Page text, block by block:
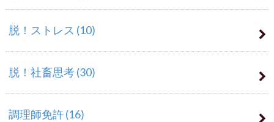
脱！ストレス (10)
脱！社畜思考(30)
調理師免許(16)